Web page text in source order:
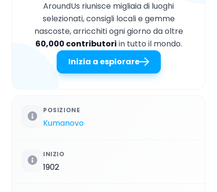
AroundUs riunisce migliaia di luoghi
selezionati, consigli locali e gemme
nascoste, arricchiti ogni giorno da oltre
60,000 contributori in tutto il mondo.
Inizia a esplorare
POSIZIONE
Kumanovo
INIZIO
1902